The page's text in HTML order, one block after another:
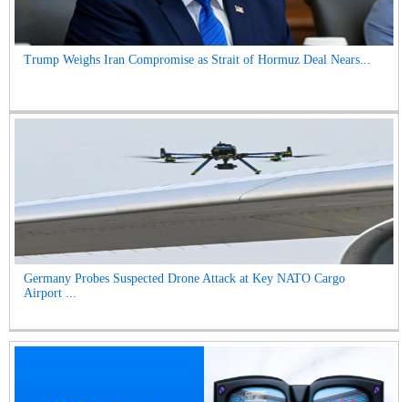
Trump Weighs Iran Compromise as Strait of Hormuz Deal Nears...
Germany Probes Suspected Drone Attack at Key NATO Cargo
Airport ...